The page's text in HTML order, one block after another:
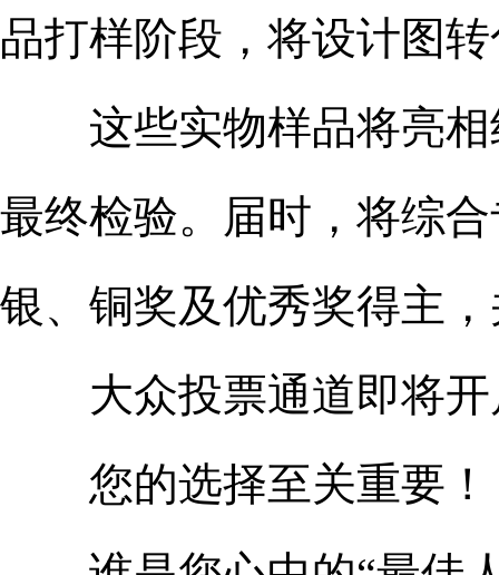
品打样阶段，将设计图
这些实物样品将亮相
最终检验。届时，将综
银、铜奖及优秀奖得主
大众投票通道即将开
您的选择至关重要！